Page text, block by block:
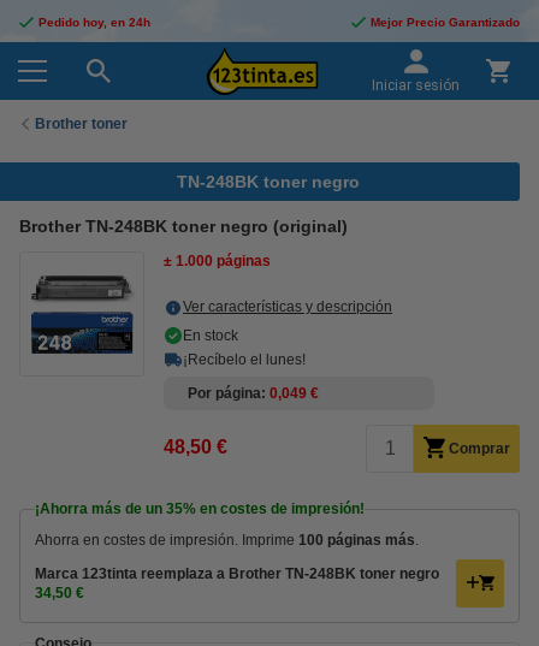
Pedido hoy, en 24h Mejor Precio Garantizado
Iniciar sesión
Brother toner
TN-248BK toner negro
Brother TN-248BK toner negro (original)
± 1.000 páginas
Ver características y descripción
En stock
¡Recíbelo el lunes!
Por página 0,049 €
48,50 € Comprar
¡Ahorra más de un 35% en costes de impresión!
Ahorra en costes de impresión. Imprime 100 páginas más.
Marca 123tinta reemplaza a Brother TN-248BK toner negro
34,50 €